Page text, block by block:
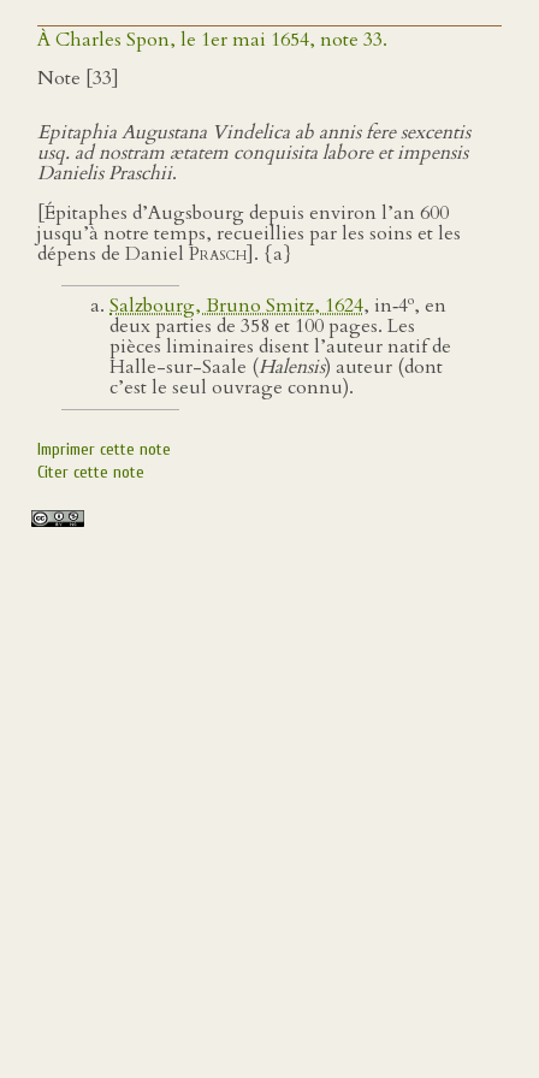
À Charles Spon, le 1er mai 1654, note 33.
Note [33]
Epitaphia Augustana Vindelica ab annis fere sexcentis
usq. ad nostram ætatem conquisita labore et impensis
Danielis Praschii.
[Épitaphes d’Augsbourg depuis environ l’an 600
jusqu’à notre temps, recueillies par les soins et les
dépens de Daniel Prasch]. {a}
Salzbourg, Bruno Smitz, 1624, in‑4o, en
deux parties de 358 et 100 pages. Les
pièces liminaires disent l’auteur natif de
Halle-sur-Saale (Halensis) auteur (dont
c’est le seul ouvrage connu).
Imprimer cette note
Citer cette note